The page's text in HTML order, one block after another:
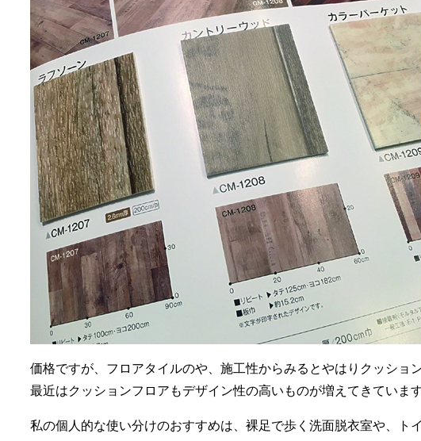
価格ですが、フロアタイルのや、施工性からみるとやはりクッショ
最近はクッションフロアもデザイン性の高いものが増えてきていま
私の個人的な使い分けのおすすめは、裸足で歩く洗面脱衣室や、ト